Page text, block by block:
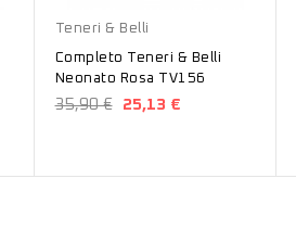
Teneri & Belli
Completo Teneri & Belli
Neonato Rosa TV156
35,90 € 25,13 €